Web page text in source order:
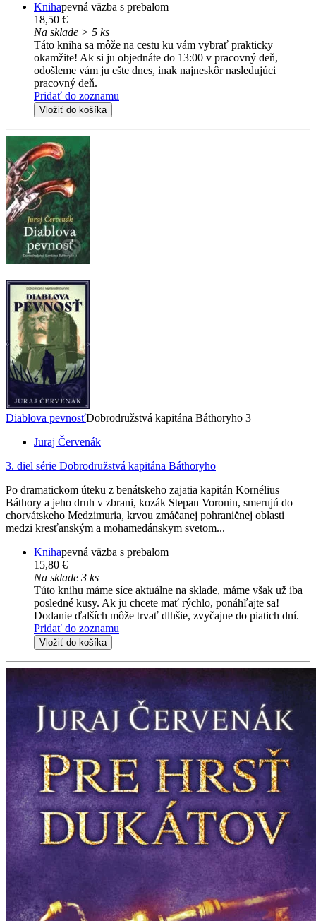
Knihapevná väzba s prebalom
18,50 €
Na sklade > 5 ks
Táto kniha sa môže na cestu ku vám vybrať prakticky
okamžite! Ak si ju objednáte do 13:00 v pracovný deň,
odošleme vám ju ešte dnes, inak najneskôr nasledujúci
pracovný deň.
Pridať do zoznamu
Vložiť do košíka
Diablova pevnosťDobrodružstvá kapitána Báthoryho 3
Juraj Červenák
3. diel série Dobrodružstvá kapitána Báthoryho
Po dramatickom úteku z benátskeho zajatia kapitán Kornélius
Báthory a jeho druh v zbrani, kozák Stepan Voronin, smerujú do
chorvátskeho Medzimuria, krvou zmáčanej pohraničnej oblasti
medzi kresťanským a mohamedánskym svetom...
Knihapevná väzba s prebalom
15,80 €
Na sklade 3 ks
Túto knihu máme síce aktuálne na sklade, máme však už iba
posledné kusy. Ak ju chcete mať rýchlo, ponáhľajte sa!
Dodanie ďalších môže trvať dlhšie, zvyčajne do piatich dní.
Pridať do zoznamu
Vložiť do košíka